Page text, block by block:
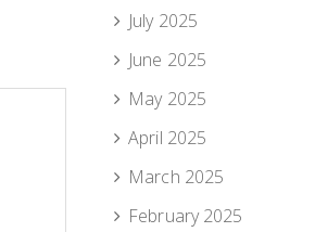
July 2025
June 2025
May 2025
April 2025
March 2025
February 2025